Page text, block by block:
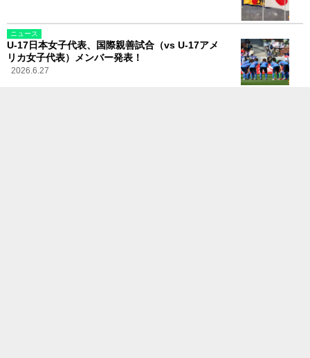
ニュース
U-17日本女子代表、国際親善試合（vs U-17アメ
リカ女子代表）メンバー発表！
2026.6.27